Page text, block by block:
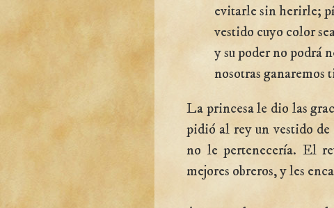
evitarle sin herirle;
vestido cuyo color
y su poder no podrá
nosotras ganaremos
La princesa le dio las
pidió al rey un vestido
no le pertenecería. El
mejores obreros, y les